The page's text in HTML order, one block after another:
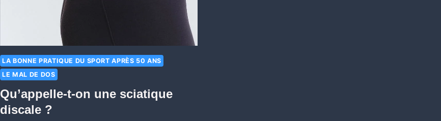
LA BONNE PRATIQUE DU SPORT APRÈS 50 ANS
LE MAL DE DOS
Qu’appelle-t-on une sciatique
discale ?